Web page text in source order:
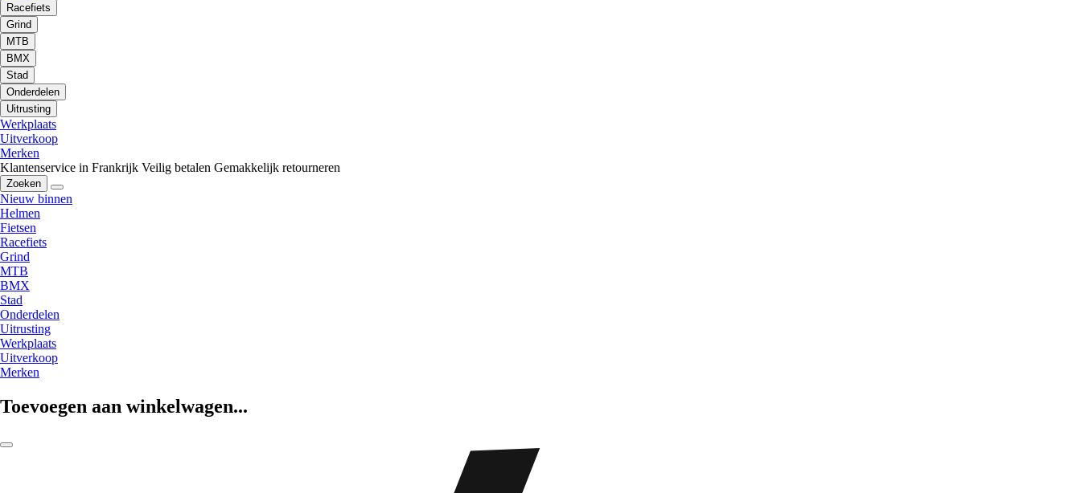
Racefiets
Grind
MTB
BMX
Stad
Onderdelen
Uitrusting
Werkplaats
Uitverkoop
Merken
Klantenservice in Frankrijk Veilig betalen Gemakkelijk retourneren
Zoeken
Nieuw binnen
Helmen
Fietsen
Racefiets
Grind
MTB
BMX
Stad
Onderdelen
Uitrusting
Werkplaats
Uitverkoop
Merken
Toevoegen aan winkelwagen...